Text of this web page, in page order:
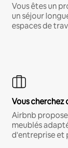
Vous êtes un
un séjour
espaces de
Vous cherchez
Airbnb
meublés
d'entreprise et